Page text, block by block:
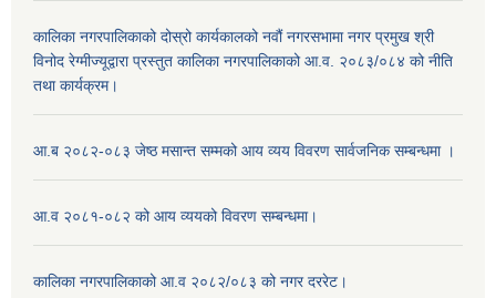
कालिका नगरपालिकाको दोस्रो कार्यकालको नवौं नगरसभामा नगर प्रमुख श्री
विनोद रेग्मीज्यूद्वारा प्रस्तुत कालिका नगरपालिकाको आ.व. २०८३/०८४ को नीति
तथा कार्यक्रम।
आ.ब २०८२-०८३ जेष्ठ मसान्त सम्मको आय व्यय विवरण सार्वजनिक सम्बन्धमा ।
आ.व २०८१-०८२ को आय व्ययको विवरण सम्बन्धमा।
कालिका नगरपालिकाको आ.व २०८२/०८३ को नगर दररेट।